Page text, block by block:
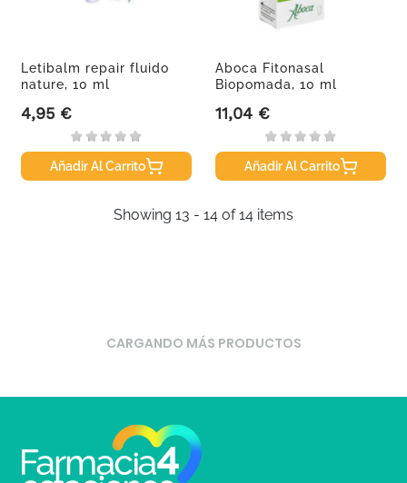
Letibalm repair fluido
nature, 10 ml
Precio
4,95 €
Añadir Al Carrito
Aboca Fitonasal
Biopomada, 10 ml
Precio
11,04 €
Añadir Al Carrito
Showing 13 - 14 of 14 items
CARGANDO MÁS PRODUCTOS